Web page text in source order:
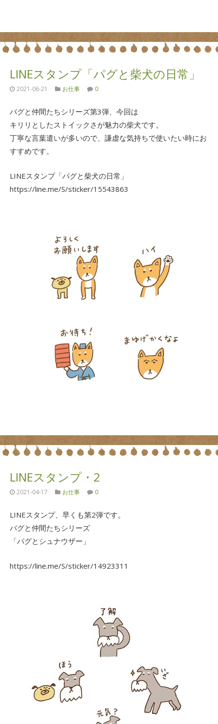
LINEスタンプ「パグと柴犬の日常」
2021-06-21 お仕事 0
パグと仲間たちシリーズ第3弾、今回は
キリリとしたストイックさが魅力の柴犬です。
丁寧な言葉遣いが多いので、謙虚な気持ちで使いたい時にお
すすめです。
LINEスタンプ「パグと柴犬の日常」
https://line.me/S/sticker/15543863
LINEスタンプ・2
2021-04-17 お仕事 0
LINEスタンプ、早くも第2弾です。
パグと仲間たちシリーズ
「パグとシュナウザー」
https://line.me/S/sticker/14923311